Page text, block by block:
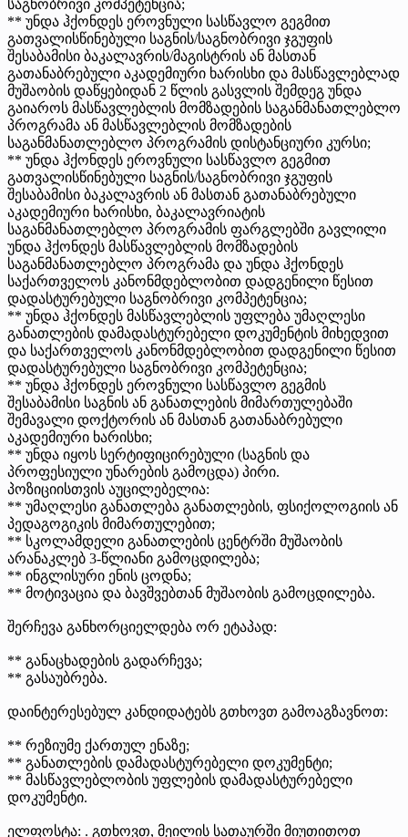
საგნობრივი კომპეტენცია;
** უნდა ჰქონდეს ეროვნული სასწავლო გეგმით
გათვალისწინებული საგნის/საგნობრივი ჯგუფის
შესაბამისი ბაკალავრის/მაგისტრის ან მასთან
გათანაბრებული აკადემიური ხარისხი და მასწავლებლად
მუშაობის დაწყებიდან 2 წლის გასვლის შემდეგ უნდა
გაიაროს მასწავლებლის მომზადების საგანმანათლებლო
პროგრამა ან მასწავლებლის მომზადების
საგანმანათლებლო პროგრამის დისტანციური კურსი;
** უნდა ჰქონდეს ეროვნული სასწავლო გეგმით
გათვალისწინებული საგნის/საგნობრივი ჯგუფის
შესაბამისი ბაკალავრის ან მასთან გათანაბრებული
აკადემიური ხარისხი, ბაკალავრიატის
საგანმანათლებლო პროგრამის ფარგლებში გავლილი
უნდა ჰქონდეს მასწავლებლის მომზადების
საგანმანათლებლო პროგრამა და უნდა ჰქონდეს
საქართველოს კანონმდებლობით დადგენილი წესით
დადასტურებული საგნობრივი კომპეტენცია;
** უნდა ჰქონდეს მასწავლებლის უფლება უმაღლესი
განათლების დამადასტურებელი დოკუმენტის მიხედვით
და საქართველოს კანონმდებლობით დადგენილი წესით
დადასტურებული საგნობრივი კომპეტენცია;
** უნდა ჰქონდეს ეროვნული სასწავლო გეგმის
შესაბამისი საგნის ან განათლების მიმართულებაში
შემავალი დოქტორის ან მასთან გათანაბრებული
აკადემიური ხარისხი;
** უნდა იყოს სერტიფიცირებული (საგნის და
პროფესიული უნარების გამოცდა) პირი.
პოზიციისთვის აუცილებელია:
** უმაღლესი განათლება განათლების, ფსიქოლოგიის ან
პედაგოგიკის მიმართულებით;
** სკოლამდელი განათლების ცენტრში მუშაობის
არანაკლებ 3-წლიანი გამოცდილება;
** ინგლისური ენის ცოდნა;
** მოტივაცია და ბავშვებთან მუშაობის გამოცდილება.
შერჩევა განხორციელდება ორ ეტაპად:
** განაცხადების გადარჩევა;
** გასაუბრება.
დაინტერესებულ კანდიდატებს გთხოვთ გამოაგზავნოთ:
** რეზიუმე ქართულ ენაზე;
** განათლების დამადასტურებელი დოკუმენტი;
** მასწავლებლობის უფლების დამადასტურებელი
დოკუმენტი.
ელფოსტა: . გთხოვთ, მეილის სათაურში მიუთითოთ